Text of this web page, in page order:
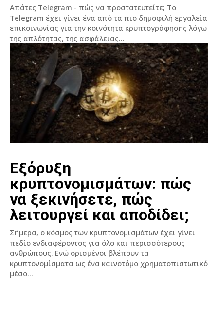
Απάτες Telegram - πώς να προστατευτείτε; Το
Telegram έχει γίνει ένα από τα πιο δημοφιλή εργαλεία
επικοινωνίας για την κοινότητα κρυπτογράφησης λόγω
της απλότητας, της ασφάλειας...
Εξόρυξη
κρυπτονομισμάτων: πώς
να ξεκινήσετε, πώς
λειτουργεί και αποδίδει;
Σήμερα, ο κόσμος των κρυπτονομισμάτων έχει γίνει
πεδίο ενδιαφέροντος για όλο και περισσότερους
ανθρώπους. Ενώ ορισμένοι βλέπουν τα
κρυπτονομίσματα ως ένα καινοτόμο χρηματοπιστωτικό
μέσο...